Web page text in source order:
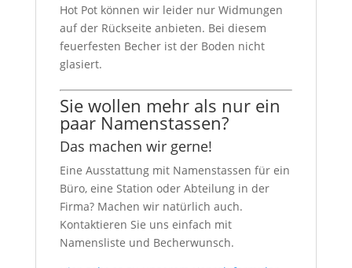
Hot Pot können wir leider nur Widmungen
auf der Rückseite anbieten. Bei diesem
feuerfesten Becher ist der Boden nicht
glasiert.
Sie wollen mehr als nur ein
paar Namenstassen?
Das machen wir gerne!
Eine Ausstattung mit Namenstassen für ein
Büro, eine Station oder Abteilung in der
Firma? Machen wir natürlich auch.
Kontaktieren Sie uns einfach mit
Namensliste und Becherwunsch.